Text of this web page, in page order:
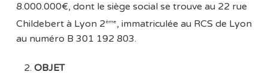
8.000.000€, dont le siège social se trouve au 22 rue
Childebert à Lyon 2 ème , immatriculée au RCS de Lyon
au numéro B 301 192 803.
OBJET